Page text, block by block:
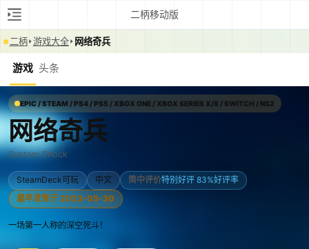
二柄移动版
二柄 游戏大全 网络奇兵
游戏 头条
EPIC / STEAM / PS4 / PS5 / XBOX ONE / XBOX SERIES X/S / SWITCH / NS2
网络奇兵
System Shock
SteamDeck可玩 中文 简中评价特别好评 83%好评率
最早发售于 2023-05-30
一场第一人称的深空死斗！